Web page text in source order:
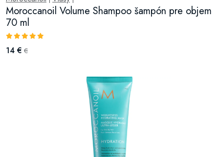
Moroccanoil Volume Shampoo šampón pre objem
70 ml
14 € €